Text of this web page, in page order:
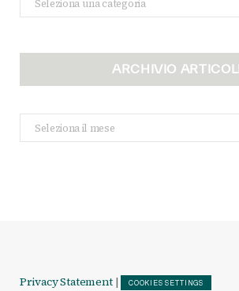
ARCHIVIO ARTICOLI
Archivio
Articoli
Privacy Statement | COOKIES SETTINGS